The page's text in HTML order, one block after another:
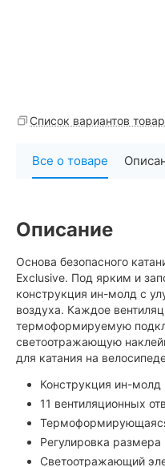
Список вариантов
Все о товаре
Описание
Основа безопасного
Exclusive. Под ярким и
конструкция ин-молд с
воздуха. Каждое
термоформируемую
светоотражающую
для катания на
Конструкция ин-молд
11 вентиляционных
Регулировка размера
Светоотражающий